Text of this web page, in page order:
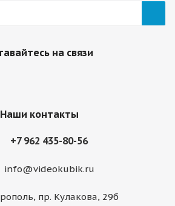
на связи
Наши контакты
+7 962 435-80-56
info@videokubik.ru
​пр. Кулакова, 29б